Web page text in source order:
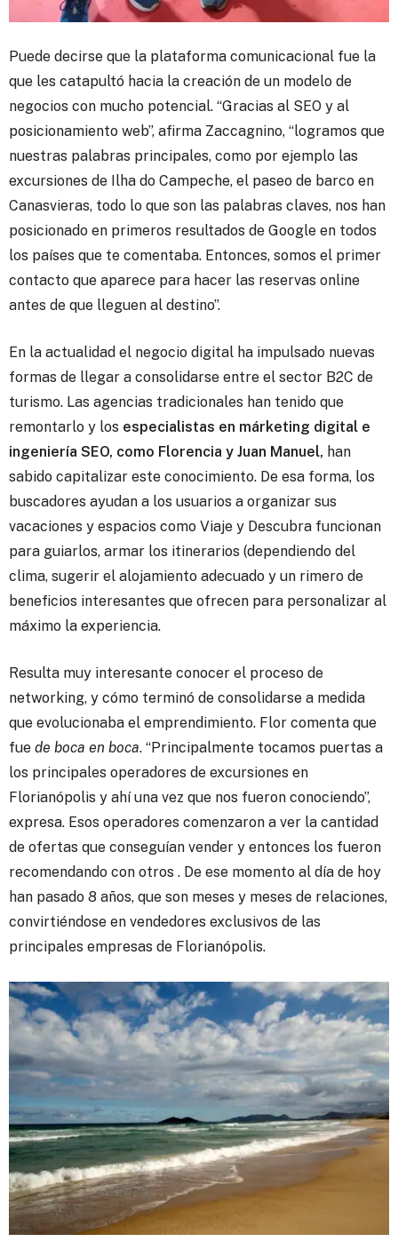
Puede decirse que la plataforma comunicacional fue la
que les catapultó hacia la creación de un modelo de
negocios con mucho potencial. “Gracias al SEO y al
posicionamiento web”, afirma Zaccagnino, “logramos que
nuestras palabras principales, como por ejemplo las
excursiones de Ilha do Campeche, el paseo de barco en
Canasvieras, todo lo que son las palabras claves, nos han
posicionado en primeros resultados de Google en todos
los países que te comentaba. Entonces, somos el primer
contacto que aparece para hacer las reservas online
antes de que lleguen al destino”.
En la actualidad el negocio digital ha impulsado nuevas
formas de llegar a consolidarse entre el sector B2C de
turismo. Las agencias tradicionales han tenido que
remontarlo y los especialistas en márketing digital e
ingeniería SEO, como Florencia y Juan Manuel, han
sabido capitalizar este conocimiento. De esa forma, los
buscadores ayudan a los usuarios a organizar sus
vacaciones y espacios como Viaje y Descubra funcionan
para guiarlos, armar los itinerarios (dependiendo del
clima, sugerir el alojamiento adecuado y un rimero de
beneficios interesantes que ofrecen para personalizar al
máximo la experiencia.
Resulta muy interesante conocer el proceso de
networking, y cómo terminó de consolidarse a medida
que evolucionaba el emprendimiento. Flor comenta que
fue de boca en boca. “Principalmente tocamos puertas a
los principales operadores de excursiones en
Florianópolis y ahí una vez que nos fueron conociendo”,
expresa. Esos operadores comenzaron a ver la cantidad
de ofertas que conseguían vender y entonces los fueron
recomendando con otros . De ese momento al día de hoy
han pasado 8 años, que son meses y meses de relaciones,
convirtiéndose en vendedores exclusivos de las
principales empresas de Florianópolis.